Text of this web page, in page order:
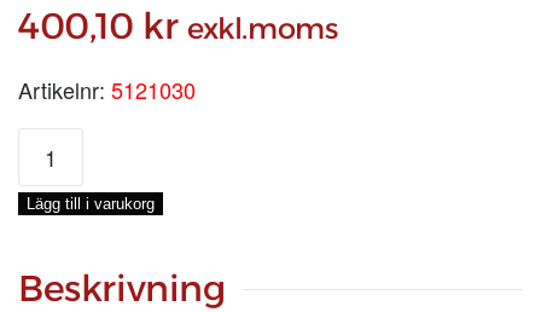
400,10 kr exkl.moms
Artikelnr: 5121030
SKEPPSSPIK
tum/4,4X77
MM
Lägg till i varukorg
Beskrivning